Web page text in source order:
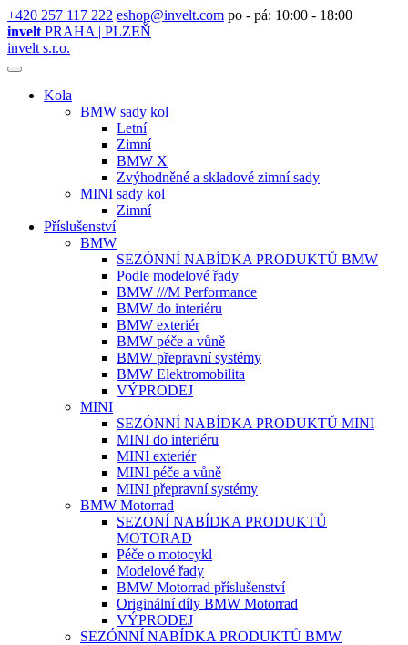
+420 257 117 222 eshop@invelt.com po - pá: 10:00 - 18:00
invelt PRAHA | PLZEŇ
invelt s.r.o.
Kola
BMW sady kol
Letní
Zimní
BMW X
Zvýhodněné a skladové zimní sady
MINI sady kol
Zimní
Příslušenství
BMW
SEZÓNNÍ NABÍDKA PRODUKTŮ BMW
Podle modelové řady
BMW ///M Performance
BMW do interiéru
BMW exteriér
BMW péče a vůně
BMW přepravní systémy
BMW Elektromobilita
VÝPRODEJ
MINI
SEZÓNNÍ NABÍDKA PRODUKTŮ MINI
MINI do interiéru
MINI exteriér
MINI péče a vůně
MINI přepravní systémy
BMW Motorrad
SEZONÍ NABÍDKA PRODUKTŮ
MOTORAD
Péče o motocykl
Modelové řady
BMW Motorrad příslušenství
Originální díly BMW Motorrad
VÝPRODEJ
SEZÓNNÍ NABÍDKA PRODUKTŮ BMW